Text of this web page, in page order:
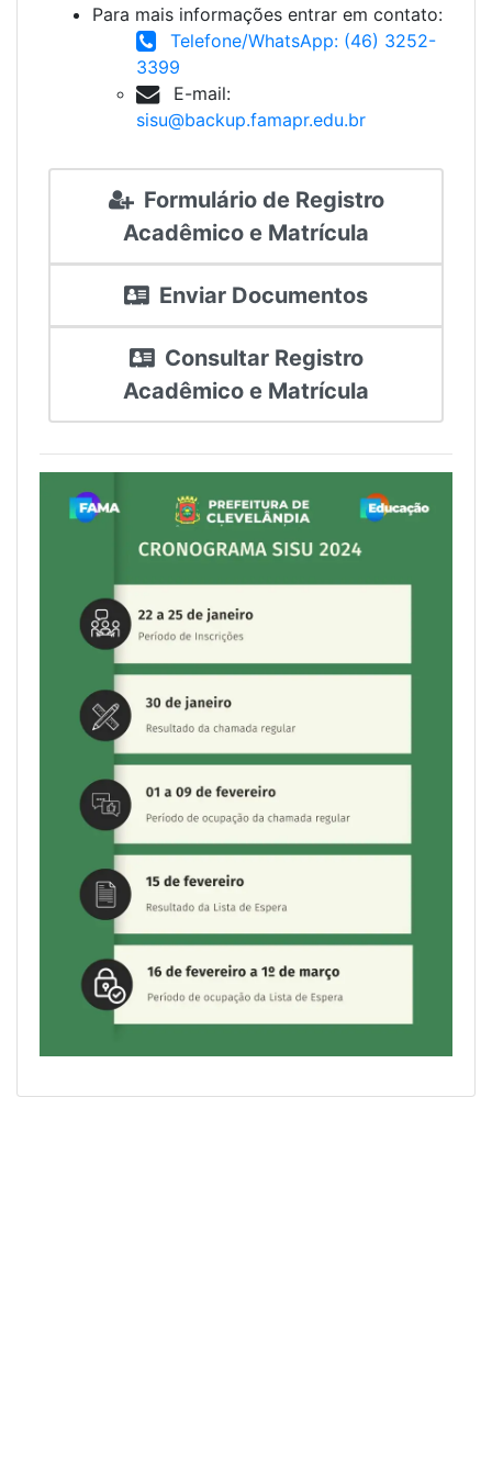
Para mais informações entrar em contato:
Telefone/WhatsApp: (46) 3252-
3399
E-mail:
sisu@backup.famapr.edu.br
Formulário de Registro
Acadêmico e Matrícula
Enviar Documentos
Consultar Registro
Acadêmico e Matrícula